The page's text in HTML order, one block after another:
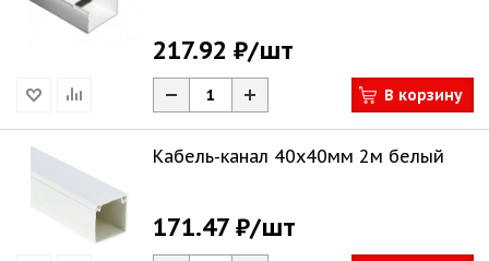
217.92 ₽/шт
В корзину
Кабель-канал 40х40мм 2м белый
171.47 ₽/шт